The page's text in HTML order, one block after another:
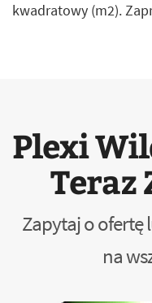
kwadratowy (m2).
Plexi
Teraz
Zapytaj o
na